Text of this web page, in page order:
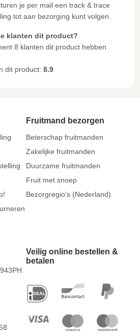
je per mail een track & trace
tot aan bezorging kunt volgen.
klanten dit product?
8 klanten dit product hebben
dit product:8.9
Fruitmand bezorgen
Beterschap fruitmanden
Zakelijke fruitmanden
Duurzame fruitmanden
Fruit met snoep
Bezorgregio's (Nederland)
Veilig online bestellen &
betalen